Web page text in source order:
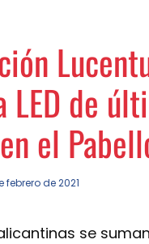
de
el
febrero de 2021
se